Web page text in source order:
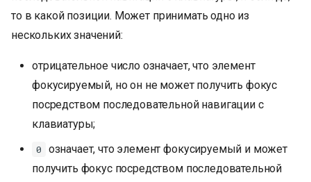
то в какой позиции. Может принимать одно из
нескольких значений:
отрицательное число означает, что элемент
фокусируемый, но он не может получить фокус
посредством последовательной навигации с
клавиатуры;
0
означает, что элемент фокусируемый и может
получить фокус посредством последовательной